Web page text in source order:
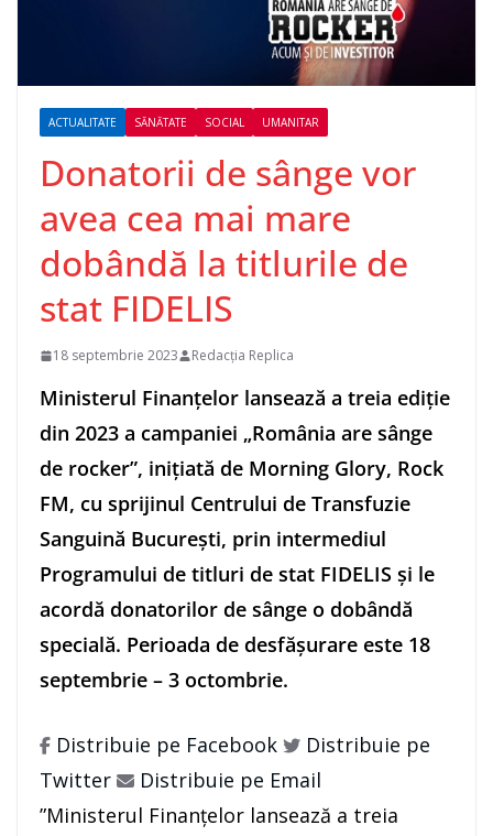
ACTUALITATE SĂNĂTATE SOCIAL UMANITAR
Donatorii de sânge vor
avea cea mai mare
dobândă la titlurile de
stat FIDELIS
18 septembrie 2023 Redacția Replica
Ministerul Finanţelor lansează a treia ediţie
din 2023 a campaniei „România are sânge
de rocker”, iniţiată de Morning Glory, Rock
FM, cu sprijinul Centrului de Transfuzie
Sanguină Bucureşti, prin intermediul
Programului de titluri de stat FIDELIS şi le
acordă donatorilor de sânge o dobândă
specială. Perioada de desfăşurare este 18
septembrie – 3 octombrie.
Distribuie pe Facebook
Distribuie pe
Twitter
Distribuie pe Email
”Ministerul Finanţelor lansează a treia